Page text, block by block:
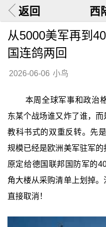
返回 西
从5000美军再到
国连鸽两回
2026-06-06 小鸟
本周全球军事和政治
东某个战场谁又炸了谁，
教科书式的双重反转。先
规模已经是欧洲美军驻军的
原定给德国联邦国防军的
角大楼从采购清单上划掉
直接取消！